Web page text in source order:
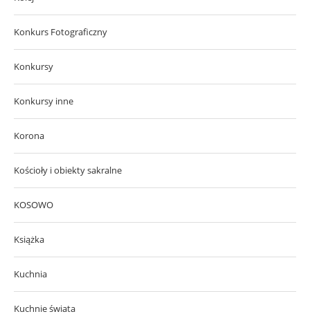
Konkurs Fotograficzny
Konkursy
Konkursy inne
Korona
Kościoły i obiekty sakralne
KOSOWO
Książka
Kuchnia
Kuchnie świata